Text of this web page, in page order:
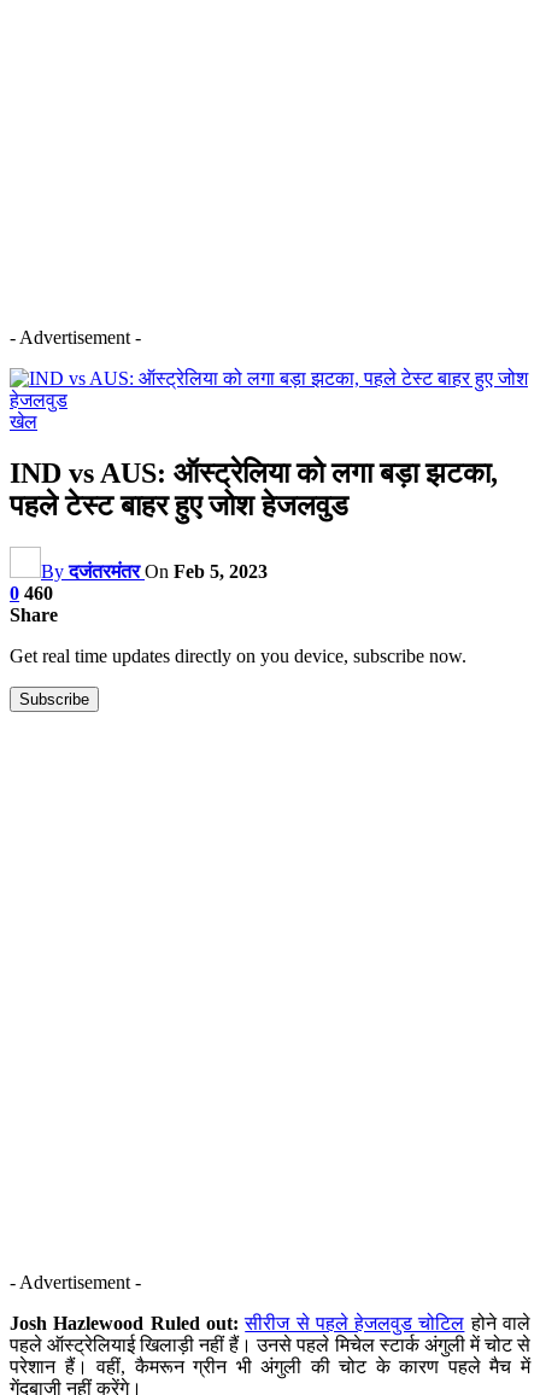
- Advertisement -
खेल
IND vs AUS: ऑस्ट्रेलिया को लगा बड़ा झटका,
पहले टेस्ट बाहर हुए जोश हेजलवुड
Byदजंतरमंतर On Feb 5, 2023
0 460
Share
Get real time updates directly on you device, subscribe now.
Subscribe
- Advertisement -
Josh Hazlewood Ruled out: सीरीज से पहले हेजलवुड चोटिल होने वाले
पहले ऑस्ट्रेलियाई खिलाड़ी नहीं हैं। उनसे पहले मिचेल स्टार्क अंगुली में चोट से
परेशान हैं। वहीं, कैमरून ग्रीन भी अंगुली की चोट के कारण पहले मैच में
गेंदबाजी नहीं करेंगे।